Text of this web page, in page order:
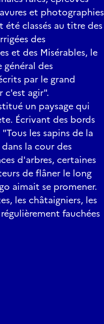
et photographies
classés au titre des
des
et des Misérables, le
des
par le grand
c'est agir".
un paysage qui
Écrivant des bords
les sapins de la
la cour des
d'arbres, certaines
de flâner le long
aimait se promener.
les châtaigniers, les
fauchées